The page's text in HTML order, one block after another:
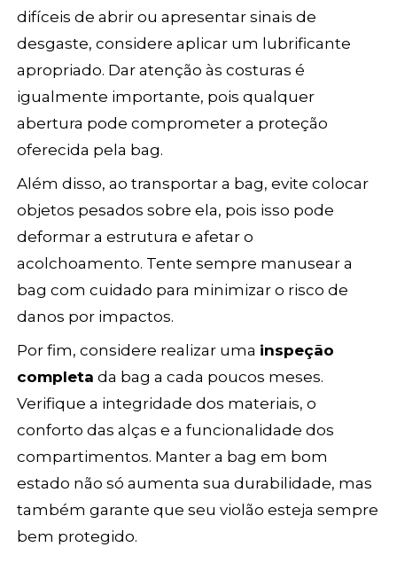
difíceis de abrir ou apresentar sinais de
desgaste, considere aplicar um lubrificante
apropriado. Dar atenção às costuras é
igualmente importante, pois qualquer
abertura pode comprometer a proteção
oferecida pela bag.
Além disso, ao transportar a bag, evite colocar
objetos pesados sobre ela, pois isso pode
deformar a estrutura e afetar o
acolchoamento. Tente sempre manusear a
bag com cuidado para minimizar o risco de
danos por impactos.
Por fim, considere realizar uma inspeção
completa da bag a cada poucos meses.
Verifique a integridade dos materiais, o
conforto das alças e a funcionalidade dos
compartimentos. Manter a bag em bom
estado não só aumenta sua durabilidade, mas
também garante que seu violão esteja sempre
bem protegido.